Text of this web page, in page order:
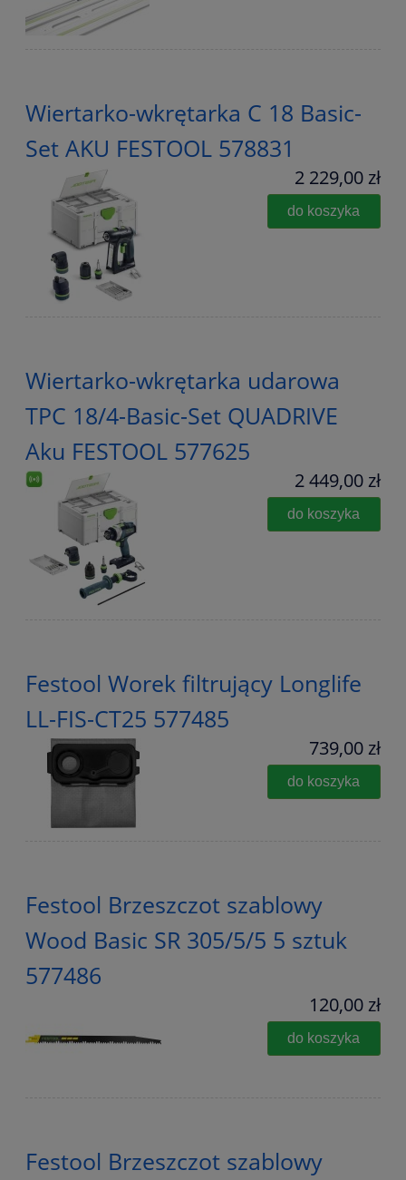
Wiertarko-wkrętarka C 18 Basic-
Set AKU FESTOOL 578831
2 229,00 zł
do koszyka
Wiertarko-wkrętarka udarowa
TPC 18/4-Basic-Set QUADRIVE
Aku FESTOOL 577625
2 449,00 zł
do koszyka
Festool Worek filtrujący Longlife
LL-FIS-CT25 577485
739,00 zł
do koszyka
Festool Brzeszczot szablowy
Wood Basic SR 305/5/5 5 sztuk
577486
120,00 zł
do koszyka
Festool Brzeszczot szablowy